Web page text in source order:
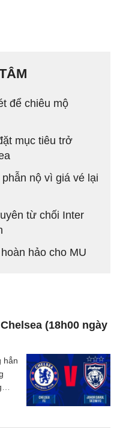
để chiêu mộ
mục tiêu trở
nộ vì giá vé lại
từ chối Inter
hảo cho MU
(18h00 ngày
hẳn